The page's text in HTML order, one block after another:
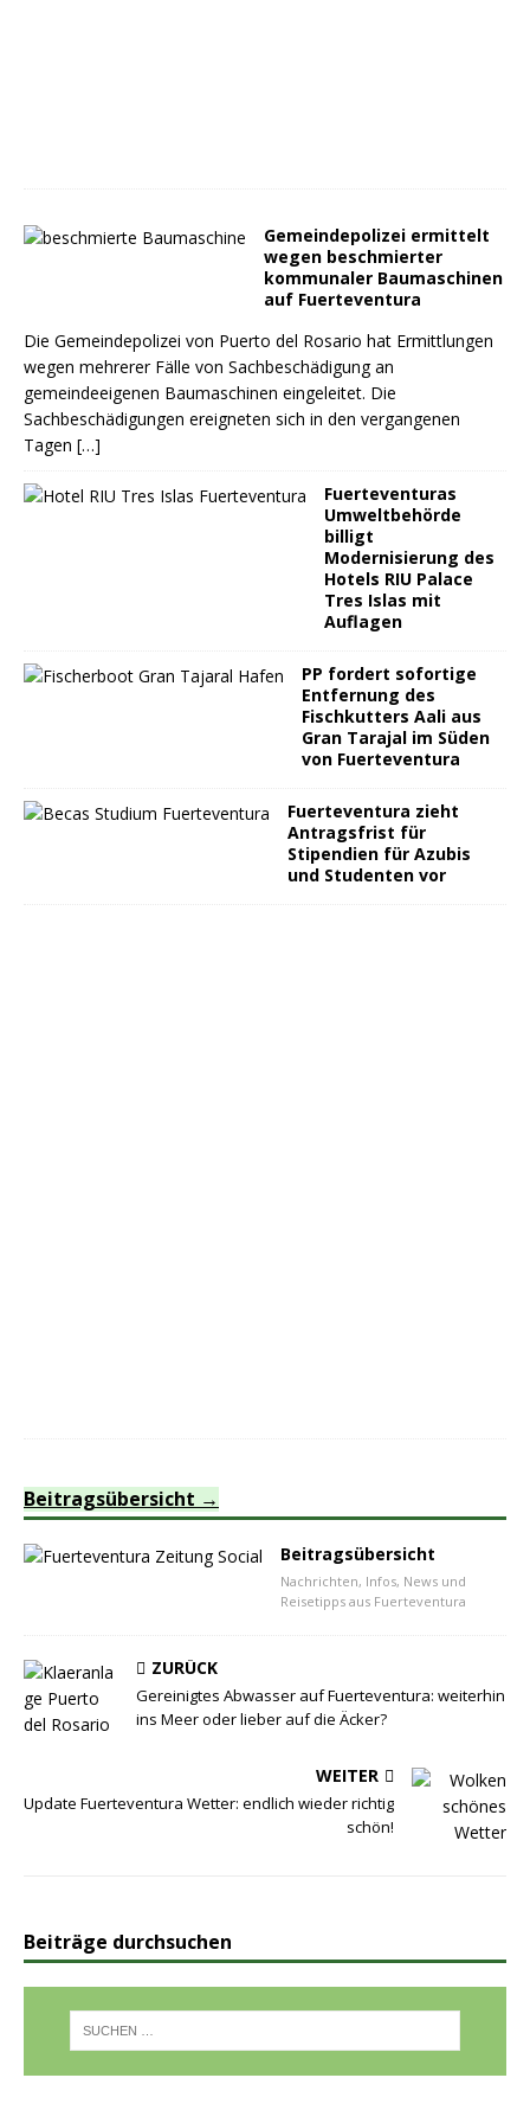
Gemeindepolizei ermittelt
wegen beschmierter
kommunaler Baumaschinen
auf Fuerteventura
Die Gemeindepolizei von Puerto del Rosario hat Ermittlungen
wegen mehrerer Fälle von Sachbeschädigung an
gemeindeeigenen Baumaschinen eingeleitet. Die
Sachbeschädigungen ereigneten sich in den vergangenen
Tagen […]
Fuerteventuras
Umweltbehörde
billigt
Modernisierung des
Hotels RIU Palace
Tres Islas mit
Auflagen
PP fordert sofortige
Entfernung des
Fischkutters Aali aus
Gran Tarajal im Süden
von Fuerteventura
Fuerteventura zieht
Antragsfrist für
Stipendien für Azubis
und Studenten vor
Beitragsübersicht
Beitragsübersicht
Nachrichten, Infos, News und
Reisetipps aus Fuerteventura
ZURÜCK
Gereinigtes Abwasser auf Fuerteventura: weiterhin
ins Meer oder lieber auf die Äcker?
WEITER
Update Fuerteventura Wetter: endlich wieder richtig
schön!
Beiträge durchsuchen